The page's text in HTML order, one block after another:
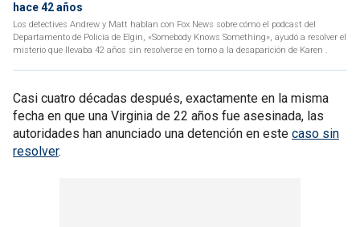
hace 42 años
Los detectives Andrew y Matt hablan con Fox News sobre cómo el podcast del
Departamento de Policía de Elgin, «Somebody Knows Something», ayudó a resolver el
misterio que llevaba 42 años sin resolverse en torno a la desaparición de Karen .
Casi cuatro décadas después, exactamente en la misma
fecha en que una Virginia de 22 años fue asesinada, las
autoridades han anunciado una detención en este caso sin
resolver.